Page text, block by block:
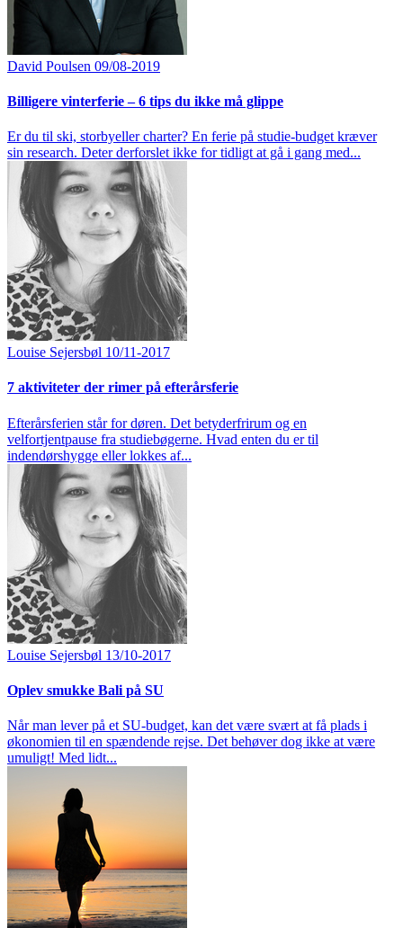
David Poulsen 09/08-2019
Billigere vinterferie – 6 tips du ikke må glippe
Er du til ski, storbyeller charter? En ferie på studie-budget kræver
sin research. Deter derforslet ikke for tidligt at gå i gang med...
Louise Sejersbøl 10/11-2017
7 aktiviteter der rimer på efterårsferie
Efterårsferien står for døren. Det betyderfrirum og en
velfortjentpause fra studiebøgerne. Hvad enten du er til
indendørshygge eller lokkes af...
Louise Sejersbøl 13/10-2017
Oplev smukke Bali på SU
Når man lever på et SU-budget, kan det være svært at få plads i
økonomien til en spændende rejse. Det behøver dog ikke at være
umuligt! Med lidt...